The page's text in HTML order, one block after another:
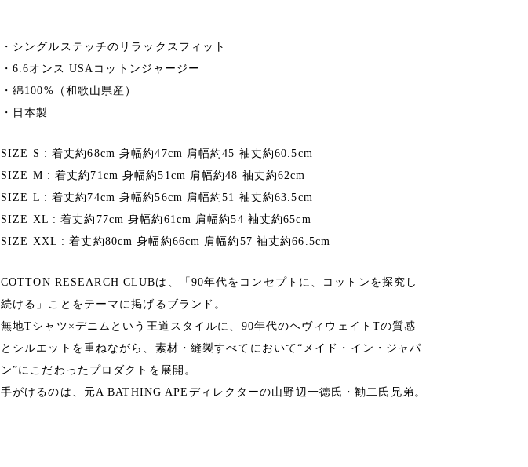
・シングルステッチのリラックスフィット
・6.6オンス USAコットンジャージー
・綿100%（和歌山県産）
・日本製
SIZE S : 着丈約68cm 身幅約47cm 肩幅約45 袖丈約60.5cm
SIZE M : 着丈約71cm 身幅約51cm 肩幅約48 袖丈約62cm
SIZE L : 着丈約74cm 身幅約56cm 肩幅約51 袖丈約63.5cm
SIZE XL : 着丈約77cm 身幅約61cm 肩幅約54 袖丈約65cm
SIZE XXL : 着丈約80cm 身幅約66cm 肩幅約57 袖丈約66.5cm
COTTON RESEARCH CLUBは、「90年代をコンセプトに、コットンを探究し
続ける」ことをテーマに掲げるブランド。
無地Tシャツ×デニムという王道スタイルに、90年代のヘヴィウェイトTの質感
とシルエットを重ねながら、素材・縫製すべてにおいて“メイド・イン・ジャパ
ン”にこだわったプロダクトを展開。
手がけるのは、元A BATHING APEディレクターの山野辺一徳氏・勧二氏兄弟。